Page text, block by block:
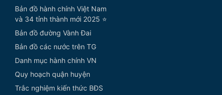
Bản đồ hành chính Việt Nam
và 34 tỉnh thành mới 2025 ⭐
Bản đồ đường Vành Đai
Bản đồ các nước trên TG
Danh mục hành chính VN
Quy hoạch quận huyện
Trắc nghiệm kiến thức BĐS